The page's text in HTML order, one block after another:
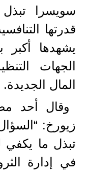
سويسرا
قدرتها
يشهدها أكبر
الجهات
المال الجديدة.
وقال أحد
زيورخ:
تبذل ما يكفي
في إدارة